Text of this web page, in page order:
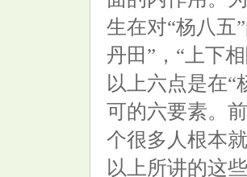
生在对“杨八五
丹田”，“上下
以上六点是在“
可的六要素。
个很多人根本
以上所讲的这